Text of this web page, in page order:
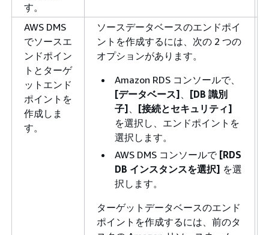
す。
AWS DMS
でソースエ
ンドポイン
トとターゲ
ットエンド
ポイントを
作成しま
す。
ソースデータベースのエンドポイ
ントを作成するには、次の 2 つの
オプションがあります。
Amazon RDS コンソールで、
[データベース] 、
[DB 識別
子] 、
[接続とセキュリティ]
を選択し、エンドポイントを
選択します。
AWS DMS コンソールで [RDS
DB インスタンスを選択] を選
択します。
ターゲットデータベースのエンド
ポイントを作成するには、前のタ